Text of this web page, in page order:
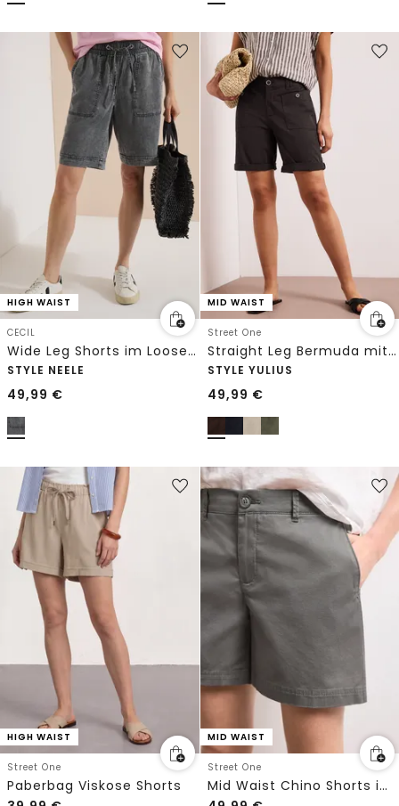
HIGH WAIST
CECIL
Wide Leg Shorts im Loose Fit
STYLE NEELE
49,99 €
MID WAIST
Street One
Straight Leg Bermuda mit Turn-Up
STYLE YULIUS
49,99 €
HIGH WAIST
Street One
Paberbag Viskose Shorts
MID WAIST
Street One
Mid Waist Chino Shorts im Casual Fit